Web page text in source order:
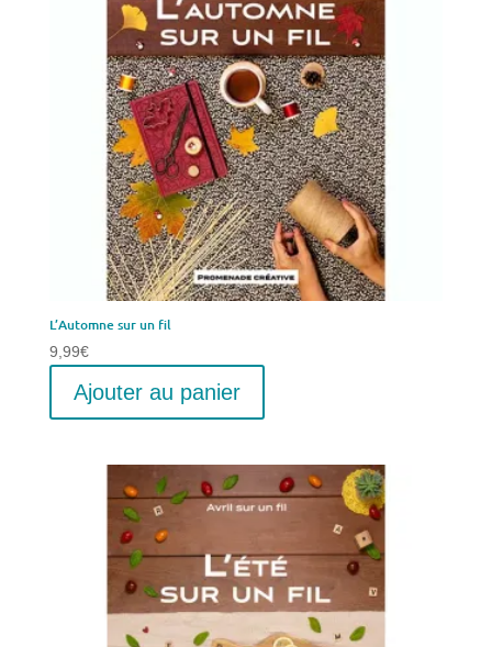
L’Automne sur un fil
9,99€
Ajouter au panier